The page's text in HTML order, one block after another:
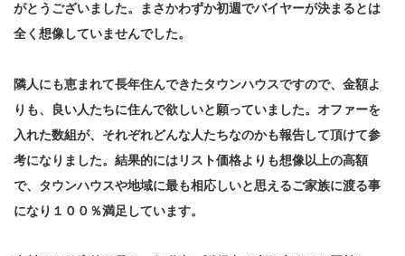
がとうございました。まさかわずか初週でバイヤーが決まるとは
全く想像していませんでした。
隣人にも恵まれて長年住んできたタウンハウスですので、金額よ
りも、良い人たちに住んで欲しいと願っていました。オファーを
入れた数組が、それぞれどんな人たちなのかも報告して頂けて参
考になりました。結果的にはリスト価格よりも想像以上の高額
で、タウンハウスや地域に最も相応しいと思えるご家族に渡る事
になり１００％満足しています。